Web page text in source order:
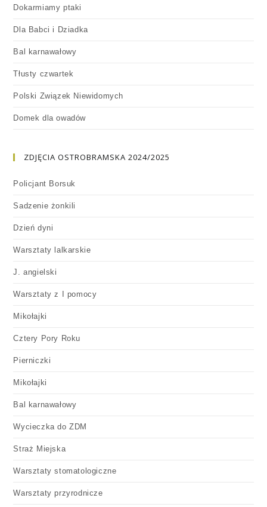
Dokarmiamy ptaki
Dla Babci i Dziadka
Bal karnawałowy
Tłusty czwartek
Polski Związek Niewidomych
Domek dla owadów
ZDJĘCIA OSTROBRAMSKA 2024/2025
Policjant Borsuk
Sadzenie żonkili
Dzień dyni
Warsztaty lalkarskie
J. angielski
Warsztaty z I pomocy
Mikołajki
Cztery Pory Roku
Pierniczki
Mikołajki
Bal karnawałowy
Wycieczka do ZDM
Straż Miejska
Warsztaty stomatologiczne
Warsztaty przyrodnicze